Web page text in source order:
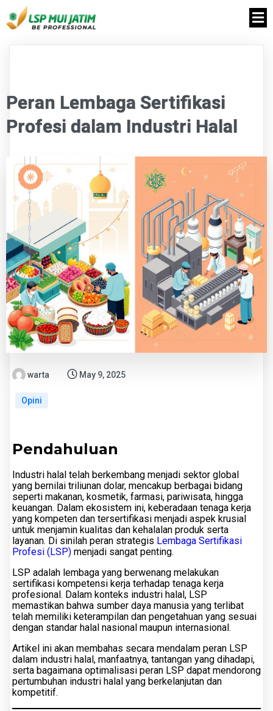
Peran Lembaga Sertifikasi
Profesi dalam Industri Halal
warta May 9, 2025
Opini
Pendahuluan
Industri halal telah berkembang menjadi sektor global
yang bernilai triliunan dolar, mencakup berbagai bidang
seperti makanan, kosmetik, farmasi, pariwisata, hingga
keuangan. Dalam ekosistem ini, keberadaan tenaga kerja
yang kompeten dan tersertifikasi menjadi aspek krusial
untuk menjamin kualitas dan kehalalan produk serta
layanan. Di sinilah peran strategis Lembaga Sertifikasi
Profesi (LSP) menjadi sangat penting.
LSP adalah lembaga yang berwenang melakukan
sertifikasi kompetensi kerja terhadap tenaga kerja
profesional. Dalam konteks industri halal, LSP
memastikan bahwa sumber daya manusia yang terlibat
telah memiliki keterampilan dan pengetahuan yang sesuai
dengan standar halal nasional maupun internasional.
Artikel ini akan membahas secara mendalam peran LSP
dalam industri halal, manfaatnya, tantangan yang dihadapi,
serta bagaimana optimalisasi peran LSP dapat mendorong
pertumbuhan industri halal yang berkelanjutan dan
kompetitif.